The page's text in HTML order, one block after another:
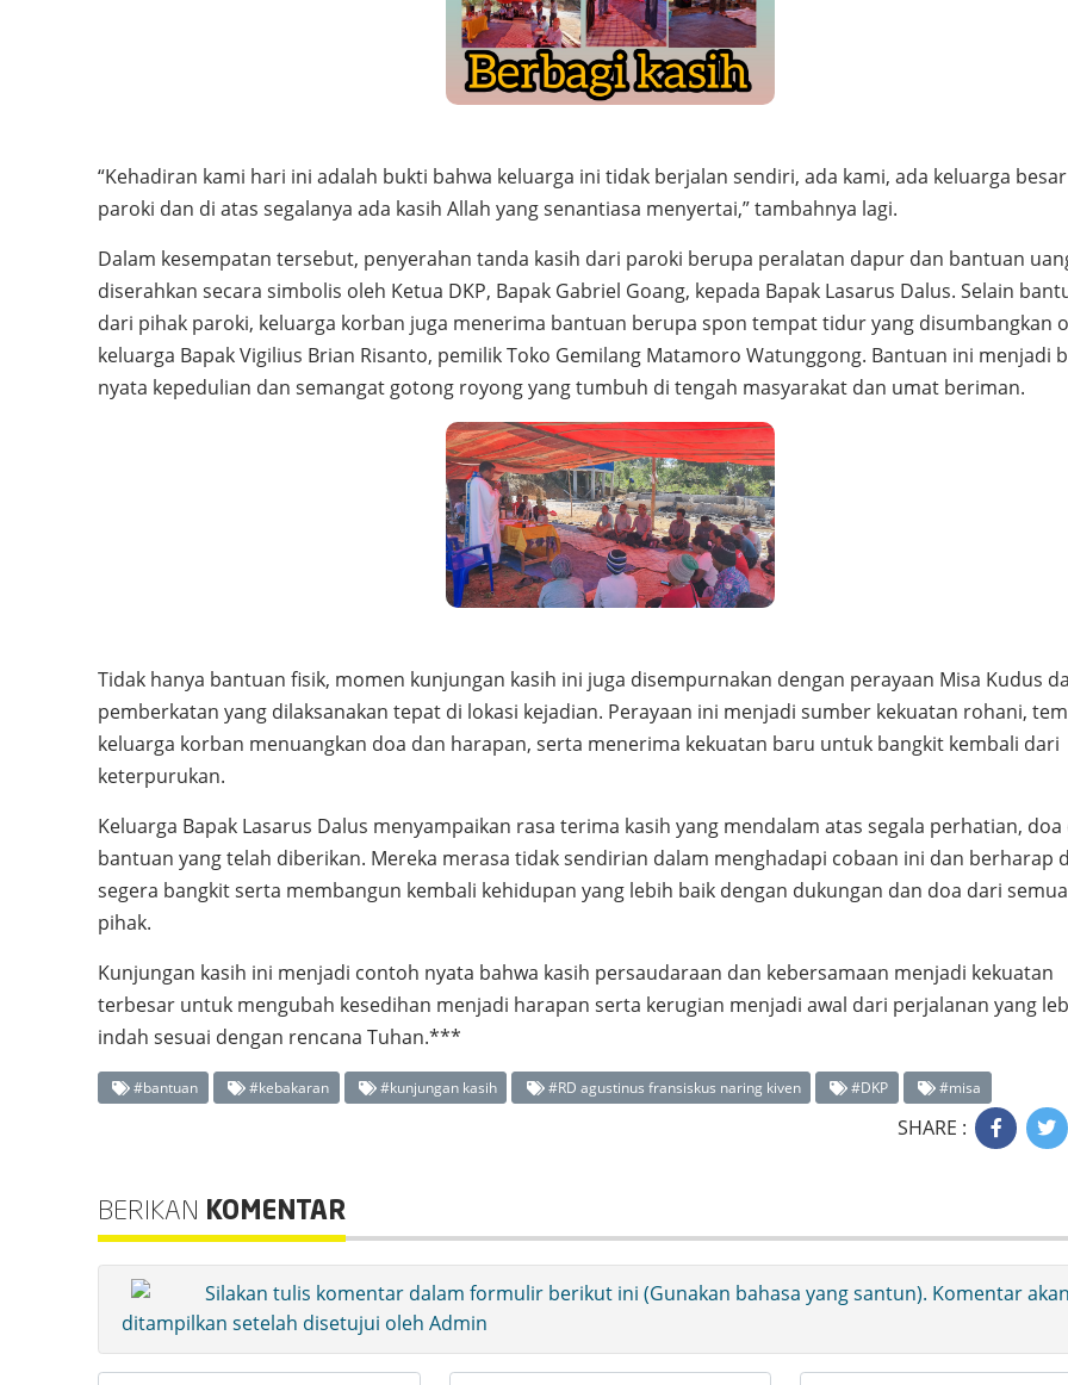
“Kehadiran kami hari ini adalah bukti bahwa keluarga ini tidak berjalan sendiri, ada kami, ada keluarga besar
paroki dan di atas segalanya ada kasih Allah yang senantiasa menyertai,” tambahnya lagi.
Dalam kesempatan tersebut, penyerahan tanda kasih dari paroki berupa peralatan dapur dan bantuan
diserahkan secara simbolis oleh Ketua DKP, Bapak Gabriel Goang, kepada Bapak Lasarus Dalus. Selain
dari pihak paroki, keluarga korban juga menerima bantuan berupa spon tempat tidur yang disumbangkan
keluarga Bapak Vigilius Brian Risanto, pemilik Toko Gemilang Matamoro Watunggong. Bantuan ini menjadi
nyata kepedulian dan semangat gotong royong yang tumbuh di tengah masyarakat dan umat beriman.
Tidak hanya bantuan fisik, momen kunjungan kasih ini juga disempurnakan dengan perayaan Misa Kudus
pemberkatan yang dilaksanakan tepat di lokasi kejadian. Perayaan ini menjadi sumber kekuatan rohani,
keluarga korban menuangkan doa dan harapan, serta menerima kekuatan baru untuk bangkit kembali dari
keterpurukan.
Keluarga Bapak Lasarus Dalus menyampaikan rasa terima kasih yang mendalam atas segala perhatian, doa
bantuan yang telah diberikan. Mereka merasa tidak sendirian dalam menghadapi cobaan ini dan berharap
segera bangkit serta membangun kembali kehidupan yang lebih baik dengan dukungan dan doa dari semua
pihak.
Kunjungan kasih ini menjadi contoh nyata bahwa kasih persaudaraan dan kebersamaan menjadi kekuatan
terbesar untuk mengubah kesedihan menjadi harapan serta kerugian menjadi awal dari perjalanan yang
indah sesuai dengan rencana Tuhan.***
#bantuan #kebakaran #kunjungan kasih #RD agustinus fransiskus naring kiven #DKP #misa
SHARE :
BERIKAN KOMENTAR
Silakan tulis komentar dalam formulir berikut ini (Gunakan bahasa yang santun). Komentar akan
ditampilkan setelah disetujui oleh Admin